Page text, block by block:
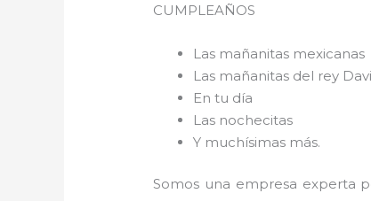
CUMPLEAÑOS
Las mañanitas mexicanas
Las mañanitas del rey
En tu día
Las nochecitas
Y muchísimas más.
Somos una empresa experta